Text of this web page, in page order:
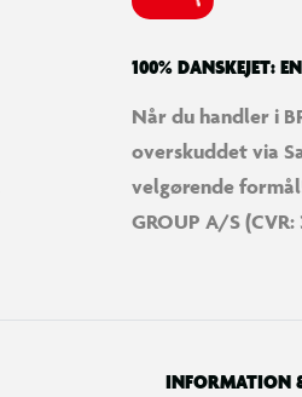
100% DANSKEJET:
Når du handler i
overskuddet via
velgørende
GROUP A/S (CVR:
INFORMATION